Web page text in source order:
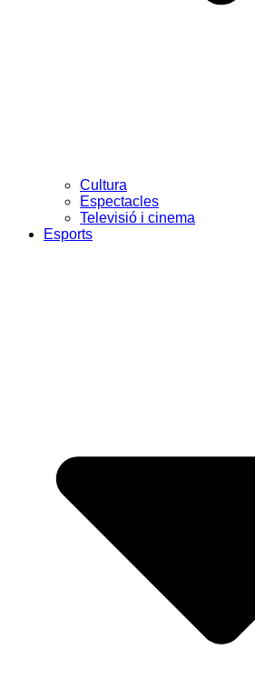
Cultura
Espectacles
Televisió i cinema
Esports